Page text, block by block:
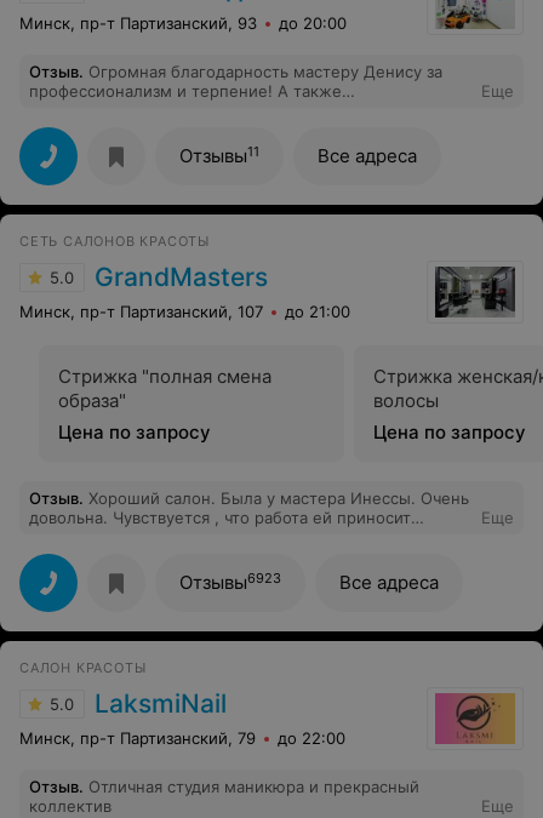
Минск, пр-т Партизанский, 93 до 20:00
Отзыв. Огромная благодарность мастеру Денису за
профессионализм и терпение! А также
Остались очень довольны результатом , несмотря на
то что малыш все время капризничал , удалось
постричь супер быстро и качественно
Еще
Отзывы11 Все адреса
СЕТЬ САЛОНОВ КРАСОТЫ
5.0 GrandMasters
Минск, пр-т Партизанский, 107 до 21:00
Стрижка "полная смена
образа"
Цена по запросу
Стрижка женская/
волосы
Цена по запросу
Отзыв. Хороший салон. Была у мастера Инессы. Очень
довольна. Чувствуется , что работа ей приносит
Инесса.
Еще
Отзывы6923 Все адреса
САЛОН КРАСОТЫ
5.0 LaksmiNail
Минск, пр-т Партизанский, 79 до 22:00
Отзыв. Отличная студия маникюра и прекрасный
коллектив
Еще